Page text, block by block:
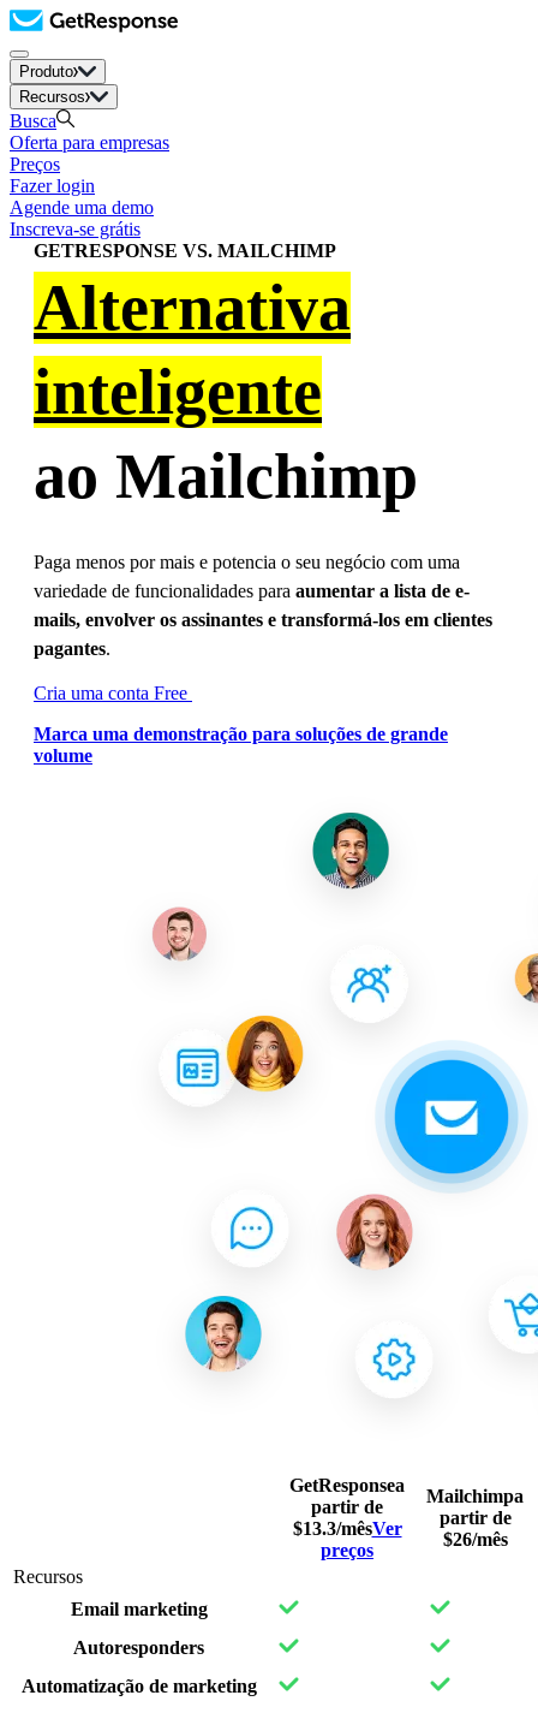
Produto
Recursos
Busca
Oferta para empresas
Preços
Fazer login
Agende uma demo
Inscreva-se grátis
GETRESPONSE VS. MAILCHIMP
Alternativa
inteligente
ao Mailchimp
Paga menos por mais e potencia o seu negócio com uma
variedade de funcionalidades para aumentar a lista de e-
mails, envolver os assinantes e transformá-los em clientes
pagantes.
Cria uma conta Free
Marca uma demonstração para soluções de grande
volume
GetResponsea
partir de
$13.3/mêsVer
preços
Mailchimpa
partir de
$26/mês
Recursos
Email marketing
Autoresponders
Automatização de marketing